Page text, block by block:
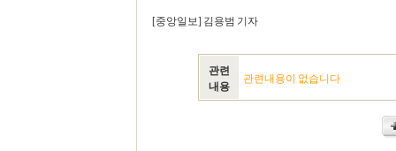
[중앙일보] 김용범 기자
관련
내용
관련내용이 없습니다